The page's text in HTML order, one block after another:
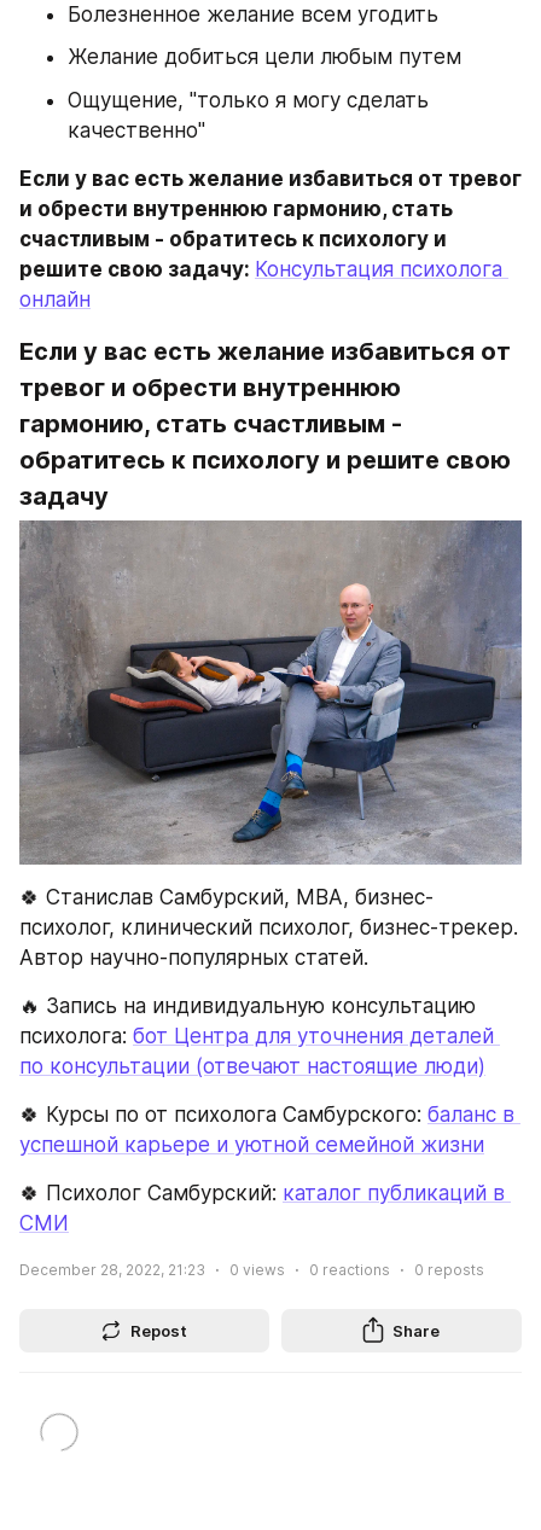
Болезненное желание всем угодить
Желание добиться цели любым путем
Ощущение, "только я могу сделать
качественно"
Если у вас есть желание избавиться от тревог
и обрести внутреннюю гармонию, стать
счастливым - обратитесь к психологу и
решите свою задачу: Консультация психолога
онлайн
Если у вас есть желание избавиться от
тревог и обрести внутреннюю
гармонию, стать счастливым -
обратитесь к психологу и решите свою
задачу
🍀 Станислав Самбурский, МВА, бизнес-
психолог, клинический психолог, бизнес-трекер.
Автор научно-популярных статей.
🔥 Запись на индивидуальную консультацию
психолога: бот Центра для уточнения деталей
по консультации (отвечают настоящие люди)
🍀 Курсы по от психолога Самбурского: баланс в
успешной карьере и уютной семейной жизни
🍀 Психолог Самбурский: каталог публикаций в
СМИ
December 28, 2022, 21:23 0 views 0 reactions 0 reposts
Repost Share